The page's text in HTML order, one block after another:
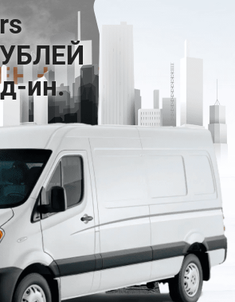
И
выдерживать
Дисковые
тормозных усилий
на подъеме
Яркая
безопасного
задние фонари.